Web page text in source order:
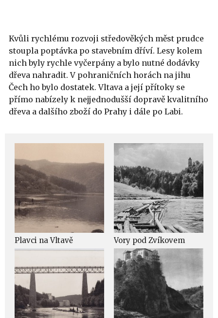
Kvůli rychlému rozvoji středověkých měst prudce
stoupla poptávka po stavebním dříví. Lesy kolem
nich byly rychle vyčerpány a bylo nutné dodávky
dřeva nahradit. V pohraničních horách na jihu
Čech ho bylo dostatek. Vltava a její přítoky se
přímo nabízely k nejjednodušší dopravě kvalitního
dřeva a dalšího zboží do Prahy i dále po Labi.
Plavci na Vltavě Vory pod Zvíkovem